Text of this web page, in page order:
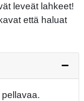
leveät lahkeet!
että haluat